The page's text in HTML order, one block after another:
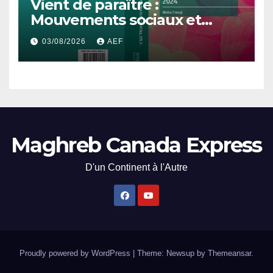
Vient de paraître :
Mouvements sociaux et
démocratisation en Afrique
du Nord, 1912-2024
03/08/2026 AEF
Maghreb Canada Express
D'un Continent à l'Autre
Proudly powered by WordPress | Theme: Newsup by Themeansar.